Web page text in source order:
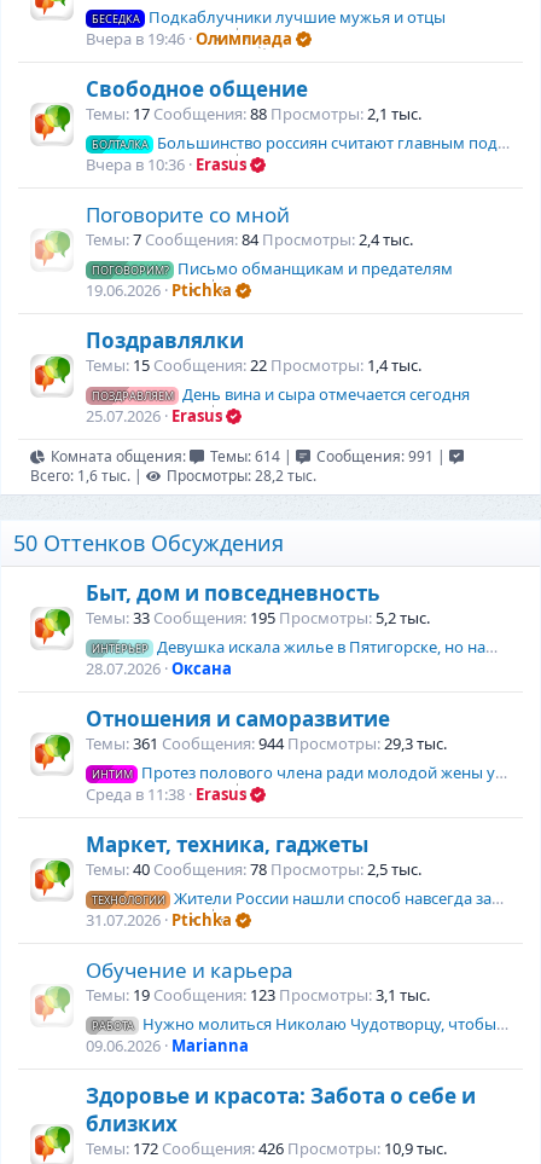
БЕСЕДКА
Подкаблучники лучшие мужья и отцы
Вчера в 19:46 Олимпиада
Свободное общение
Темы 17 Сообщения 88 Просмотры 2,1 тыс.
БОЛТАЛКА
Большинство россиян считают главным подарком жизни – детей
Вчера в 10:36 Erasus
Поговорите со мной
Темы 7 Сообщения 84 Просмотры 2,4 тыс.
ПОГОВОРИМ?
Письмо обманщикам и предателям
19.06.2026 Ptichka
Поздравлялки
Темы 15 Сообщения 22 Просмотры 1,4 тыс.
ПОЗДРАВЛЯЕМ День вина и сыра отмечается сегодня
25.07.2026 Erasus
Комната общения: Темы: 614 | Сообщения: 991 |
Всего: 1,6 тыс. | Просмотры: 28,2 тыс.
50 Оттенков Обсуждения
Быт, дом и повседневность
Темы 33 Сообщения 195 Просмотры 5,2 тыс.
ИНТЕРЬЕР Девушка искала жилье в Пятигорске, но нашла настоящий алмаз по фэншую
28.07.2026 Оксана
Отношения и саморазвитие
Темы 361 Сообщения 944 Просмотры 29,3 тыс.
ИНТИМ
Протез полового члена ради молодой жены установили 66-летнему пенсионеру
Среда в 11:38 Erasus
Маркет, техника, гаджеты
Темы 40 Сообщения 78 Просмотры 2,5 тыс.
ТЕХНОЛОГИИ Жители России нашли способ навсегда забыть об очередях за бензином
31.07.2026 Ptichka
Обучение и карьера
Темы 19 Сообщения 123 Просмотры 3,1 тыс.
РАБОТА
Нужно молиться Николаю Чудотворцу, чтобы спастись от коллег-крыс
09.06.2026 Marianna
Здоровье и красота: Забота о себе и
близких
Темы 172 Сообщения 426 Просмотры 10,9 тыс.